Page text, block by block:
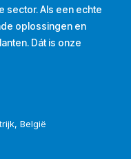
sector. Als een echte
oplossingen en
Dát is onze
België